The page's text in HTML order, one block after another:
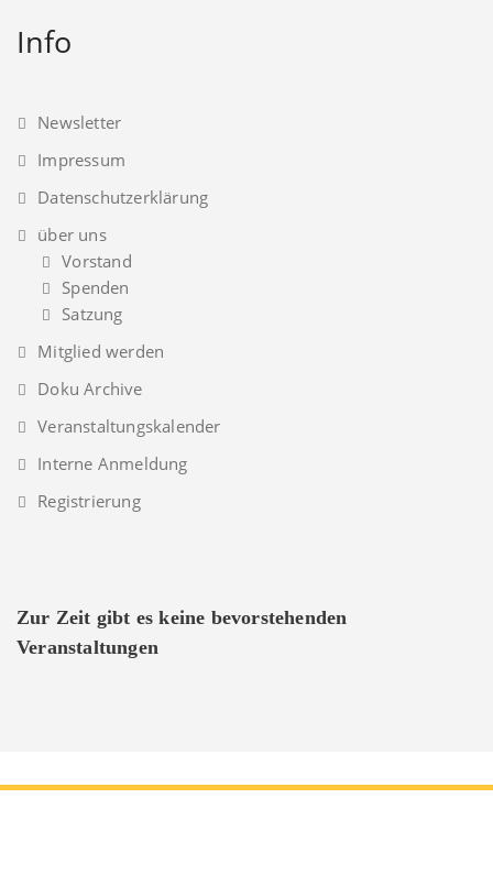
Info
Newsletter
Impressum
Datenschutzerklärung
über uns
Vorstand
Spenden
Satzung
Mitglied werden
Doku Archive
Veranstaltungskalender
Interne Anmeldung
Registrierung
Zur Zeit gibt es keine bevorstehenden
Veranstaltungen